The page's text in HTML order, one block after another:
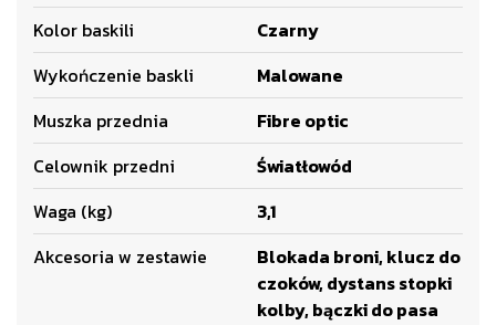
Kolor baskili
Czarny
Wykończenie baskli
Malowane
Muszka przednia
Fibre optic
Celownik przedni
Światłowód
Waga (kg)
3,1
Akcesoria w zestawie
Blokada broni, klucz do
czoków, dystans stopki
kolby, bączki do pasa